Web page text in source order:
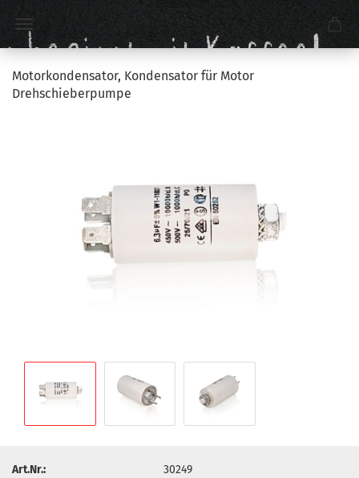
Motorkondensator, Kondensator für Motor
Drehschieberpumpe
Art.Nr.:
30249